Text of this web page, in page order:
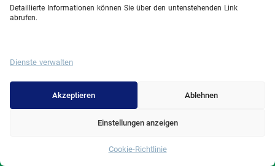
Detaillierte Informationen können Sie über den untenstehenden Link
abrufen.
Dienste verwalten
Akzeptieren Ablehnen
Einstellungen anzeigen
Cookie-Richtlinie
Erdem Healthcare Group Established In 1988, And Is One Of The
Facebook
Instagram
LinkedinYoutube
Popular Treatments Whatsapp